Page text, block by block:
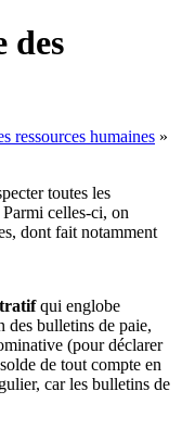
des
ressources humaines »
toutes les
celles-ci, on
dont fait notamment
qui englobe
des bulletins de paie,
(pour déclarer
de tout compte en
car les bulletins de